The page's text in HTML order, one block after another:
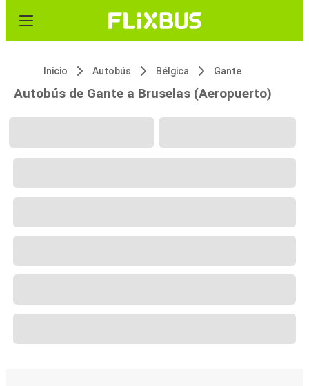
Inicio Autobús Bélgica Gante
Autobús de Gante a Bruselas (Aeropuerto)